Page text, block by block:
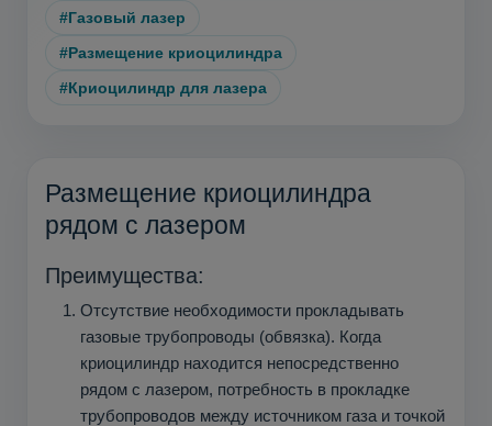
#Газовый лазер
#Размещение криоцилиндра
#Криоцилиндр для лазера
Размещение криоцилиндра
рядом с лазером
Преимущества:
Отсутствие необходимости прокладывать
газовые трубопроводы (обвязка). Когда
криоцилиндр находится непосредственно
рядом с лазером, потребность в прокладке
трубопроводов между источником газа и точкой